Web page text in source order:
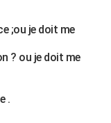
;ou je doit me
? ou je doit me
.